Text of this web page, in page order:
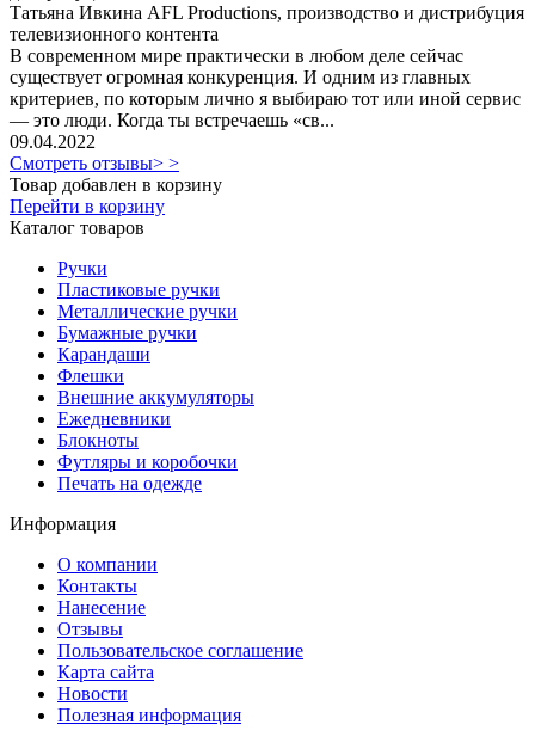
Татьяна Ивкина AFL Productions, производство и дистрибуция
телевизионного контента
В современном мире практически в любом деле сейчас
существует огромная конкуренция. И одним из главных
критериев, по которым лично я выбираю тот или иной сервис
— это люди. Когда ты встречаешь «св...
09.04.2022
Смотреть отзывы> >
Товар добавлен в корзину
Перейти в корзину
Каталог товаров
Ручки
Пластиковые ручки
Металлические ручки
Бумажные ручки
Карандаши
Флешки
Внешние аккумуляторы
Ежедневники
Блокноты
Футляры и коробочки
Печать на одежде
Информация
О компании
Контакты
Нанесение
Отзывы
Пользовательское соглашение
Карта сайта
Новости
Полезная информация